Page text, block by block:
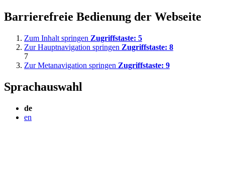
Barrierefreie Bedienung der Webseite
Zum Inhalt springen Zugriffstaste: 5
Zur Hauptnavigation springen Zugriffstaste: 8
7
Zur Metanavigation springen Zugriffstaste: 9
Sprachauswahl
de
en